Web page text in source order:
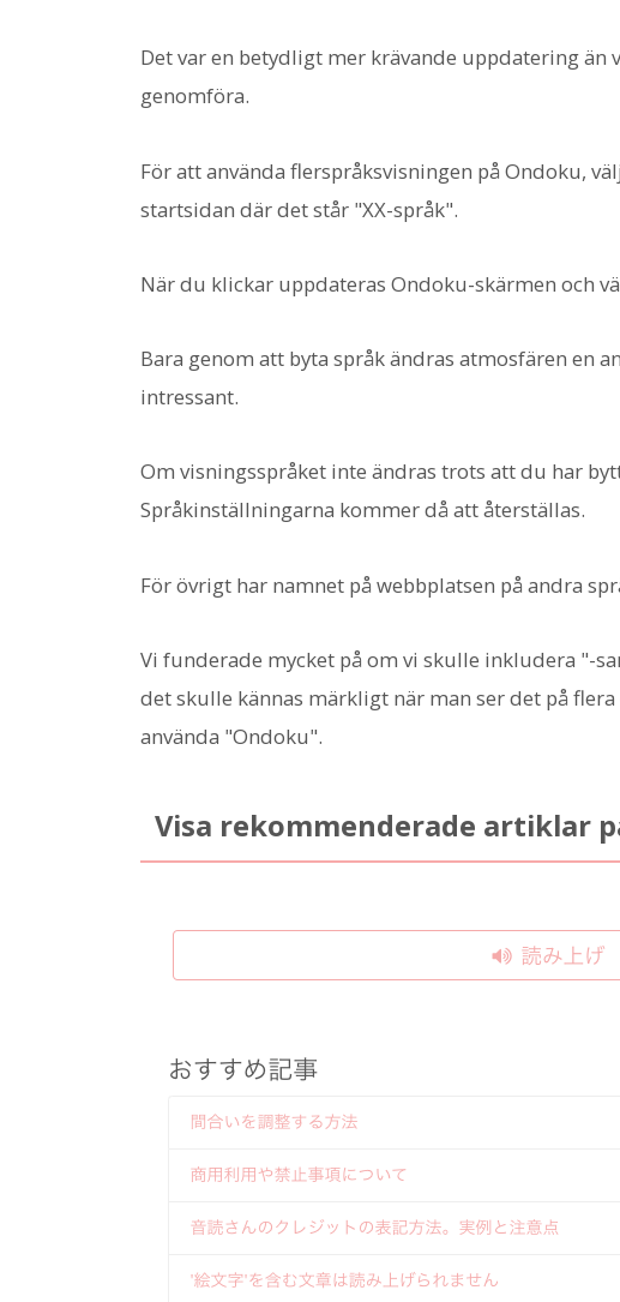
Det var en betydligt mer krävande uppdatering än
genomföra.
För att använda flerspråksvisningen på Ondoku,
startsidan där det står "XX-språk".
När du klickar uppdateras Ondoku-skärmen och
Bara genom att byta språk ändras atmosfären en
intressant.
Om visningsspråket inte ändras trots att du har
Språkinställningarna kommer då att återställas.
För övrigt har namnet på webbplatsen på andra
Vi funderade mycket på om vi skulle inkludera "-
det skulle kännas märkligt när man ser det på
använda "Ondoku".
Visa rekommenderade artiklar